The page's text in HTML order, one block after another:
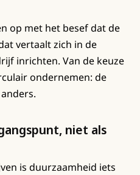
op met het besef dat de
vertaalt zich in de
inrichten. Van de keuze
ondernemen: de
niet als
is duurzaamheid iets